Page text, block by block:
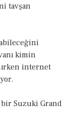
tavşan
kimin
internet
Suzuki Grand